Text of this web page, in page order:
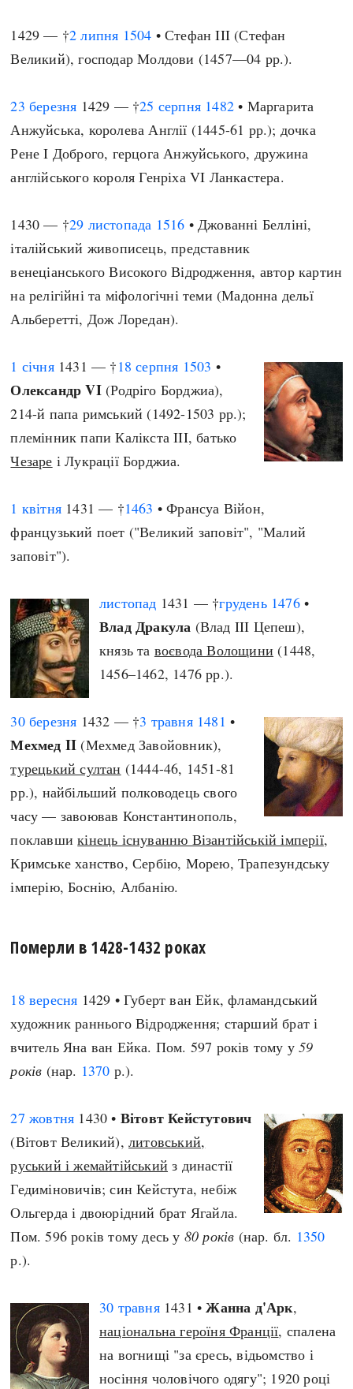
1429 — †2 липня 1504 • Стефан III (Стефан
Великий), господар Молдови (1457—04 рр.).
23 березня 1429 — †25 серпня 1482 • Маргарита
Анжуйська, королева Англії (1445-61 рр.); дочка
Рене I Доброго, герцога Анжуйського, дружина
англійського короля Генріха VI Ланкастера.
1430 — †29 листопада 1516 • Джованні Белліні,
італійський живописець, представник
венеціанського Високого Відродження, автор картин
на релігійні та міфологічні теми (Мадонна дельї
Альберетті, Дож Лоредан).
1 січня1431 — †18 серпня 1503 •
Олександр VI(Родріго Борджиа),
214-й папа римський (1492-1503 рр.);
племінник папи Калікста III, батько
Чезаре і Лукрації Борджиа.
1 квітня 1431 — †1463 • Франсуа Війон,
французький поет ("Великий заповіт", "Малий
заповіт").
листопад 1431 — †грудень 1476•
Влад Дракула (Влад III Цепеш),
князь та воєвода Волощини (1448,
1456–1462, 1476 рр.).
30 березня 1432 — †3 травня 1481 •
Мехмед II (Мехмед Завойовник),
турецький султан (1444-46, 1451-81
рр.), найбільший полководець свого
часу — завоював Константинополь,
поклавшикінець існуванню Візантійській імперії,
Кримське ханство, Сербію, Морею, Трапезундську
імперію, Боснію, Албанію.
Померли в 1428-1432 роках
18 вересня 1429 • Губерт ван Ейк, фламандський
художник раннього Відродження; старший брат і
вчитель Яна ван Ейка. Пом. 597 років тому у59
років (нар. 1370 р.).
27 жовтня 1430 • Вітовт Кейстутович
(Вітовт Великий),литовський,
руський і жемайтійський з династії
Гедиміновичів; син Кейстута, небіж
Ольгерда і двоюрідний брат Ягайла.
Пом. 596 років тому десь у 80 років (нар. бл. 1350
р.).
30 травня1431 •Жанна д'Арк,
національна героїня Франції, спалена
на вогнищі "за єресь, відьомство і
носіння чоловічого одягу"; 1920 році